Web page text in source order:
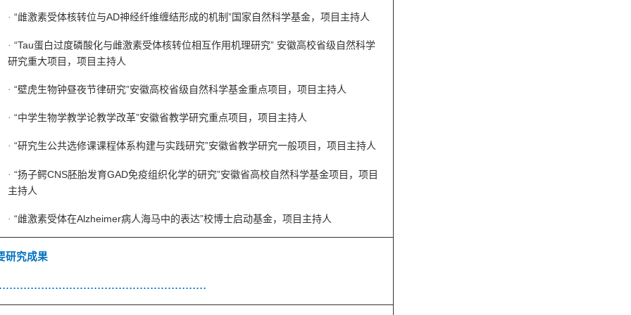
·“雌激素受体核转位与AD神经纤维缠结形成的机制” 国家自然科学基金，项目主持人
·“Tau蛋白过度磷酸化与雌激素受体核转位相互作用机理研究” 安徽高校省级自然科学
研究重大项目，项目主持人
·“壁虎生物钟昼夜节律研究”安徽高校省级自然科学基金重点项目，项目主持人
·“中学生物学教学论教学改革”安徽省教学研究重点项目，项目主持人
·“研究生公共选修课课程体系构建与实践研究”安徽省教学研究一般项目，项目主持人
·“扬子鳄CNS胚胎发育GAD免疫组织化学的研究”安徽省高校自然科学基金项目，项目
主持人
·“雌激素受体在Alzheimer病人海马中的表达”校博士启动基金，项目主持人
研究成果